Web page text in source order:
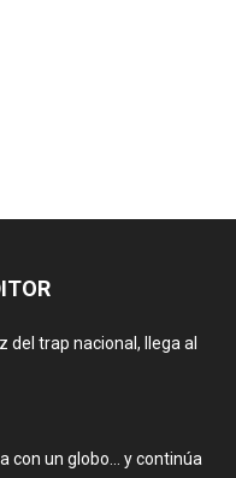
del trap nacional, llega al
con un globo… y continúa